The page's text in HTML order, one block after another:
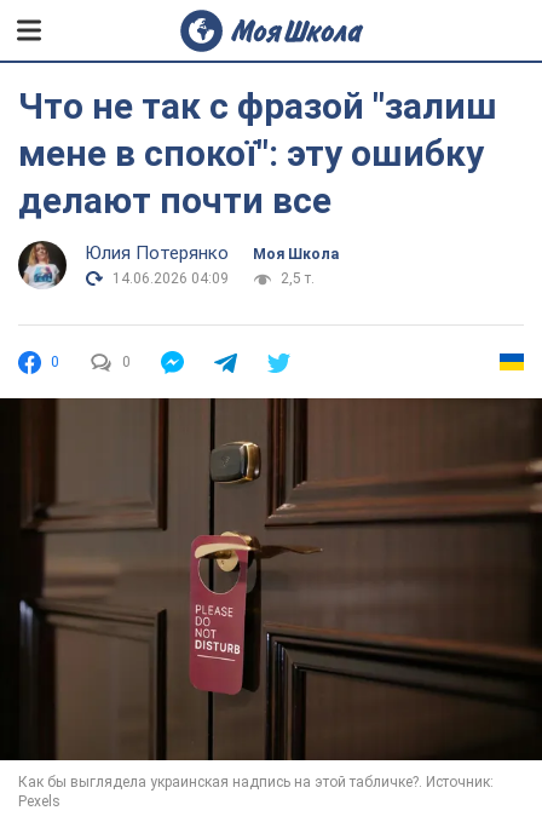
Что не так с фразой "залиш
мене в спокої": эту ошибку
делают почти все
Юлия Потерянко
Моя Школа
14.06.2026 04:09
2,5 т.
0 0